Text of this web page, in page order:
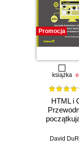
Promocja
książka
HTML i
David